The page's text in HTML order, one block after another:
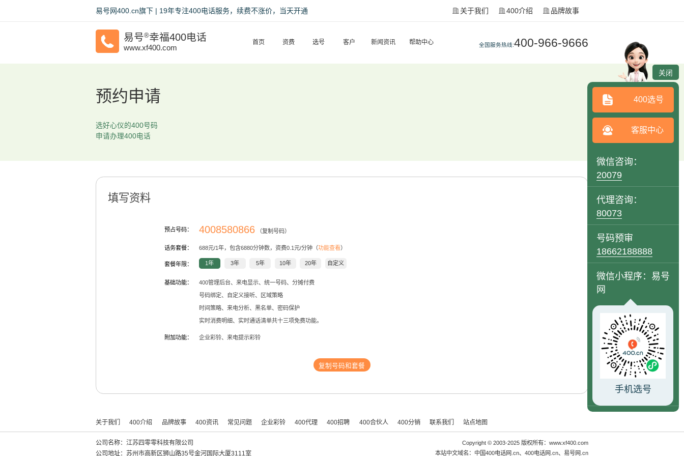
易号网400.cn旗下 | 19年专注400电话服务，续费不涨价，当天开通 关于我们 400介绍 品牌故事
易号®幸福400电话
www.xf400.com 全国服务热线:400-966-9666
首页 资费 选号 客户 新闻资讯 帮助中心
预约申请
选好心仪的400号码
申请办理400电话
填写资料
预占号码： 4008580866 （复制号码）
话务套餐： 688元/1年，包含6880分钟数，资费0.1元/分钟（功能查看）
套餐年限： 1年 3年 5年 10年 20年 自定义
基础功能： 400管理后台、来电显示、统一号码、分摊付费
号码绑定、自定义接听、区域策略
时间策略、来电分析、黑名单、密码保护
实时消费明细、实时通话清单共十三项免费功能。
附加功能： 企业彩铃、来电提示彩铃
复制号码和套餐
关于我们 400介绍 品牌故事 400资讯 常见问题 企业彩铃 400代理 400招聘 400合伙人 400分销 联系我们 站点地图
公司名称：江苏四零零科技有限公司
公司地址：苏州市高新区狮山路35号金河国际大厦3111室
Copyright © 2003-2025 版权所有：www.xf400.com
本站中文域名： 中国400电话网.cn、 400电话网.cn、 易号网.cn
关闭
400选号
客服中心
微信咨询：
20079
代理咨询：
80073
号码预审
18662188888
微信小程序：易号
网
手机选号